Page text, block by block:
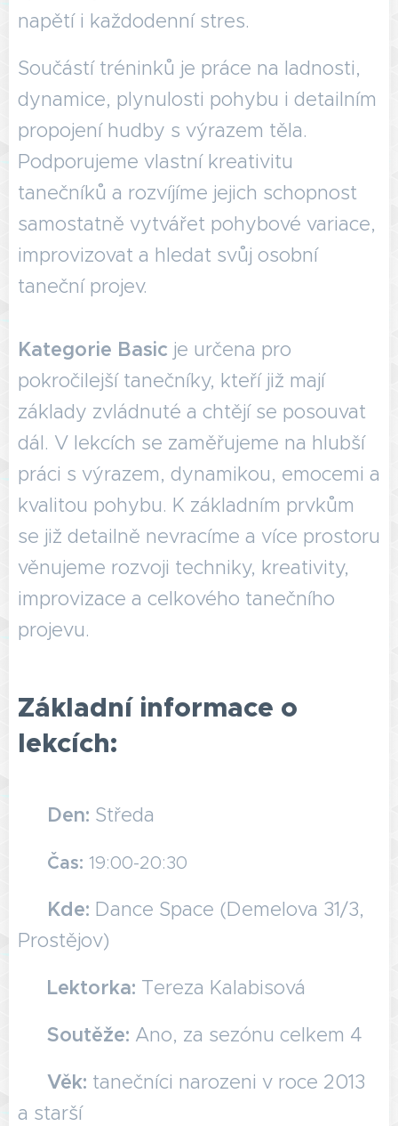
napětí i každodenní stres.
Součástí tréninků je práce na ladnosti,
dynamice, plynulosti pohybu i detailním
propojení hudby s výrazem těla.
Podporujeme vlastní kreativitu
tanečníků a rozvíjíme jejich schopnost
samostatně vytvářet pohybové variace,
improvizovat a hledat svůj osobní
taneční projev.
Kategorie Basic je určena pro
pokročilejší tanečníky, kteří již mají
základy zvládnuté a chtějí se posouvat
dál. V lekcích se zaměřujeme na hlubší
práci s výrazem, dynamikou, emocemi a
kvalitou pohybu. K základním prvkům
se již detailně nevracíme a více prostoru
věnujeme rozvoji techniky, kreativity,
improvizace a celkového tanečního
projevu.
Základní informace o
lekcích:
Den: Středa
Čas: 19:00-20:30
Kde: Dance Space (Demelova 31/3,
Prostějov)
Lektorka: Tereza Kalabisová
🏆 Soutěže: Ano, za sezónu celkem 4
👧🏻 Věk: tanečníci narozeni v roce 2013
a starší